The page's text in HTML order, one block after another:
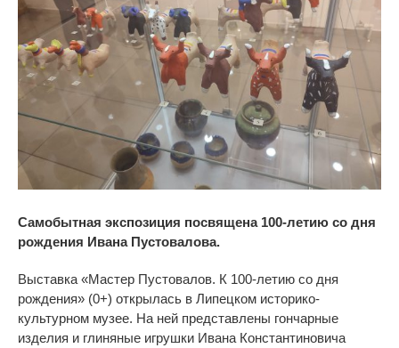
Самобытная экспозиция посвящена 100-летию со дня
рождения Ивана Пустовалова.
Выставка «Мастер Пустовалов. К 100-летию со дня
рождения» (0+) открылась в Липецком историко-
культурном музее. На ней представлены гончарные
изделия и глиняные игрушки Ивана Константиновича